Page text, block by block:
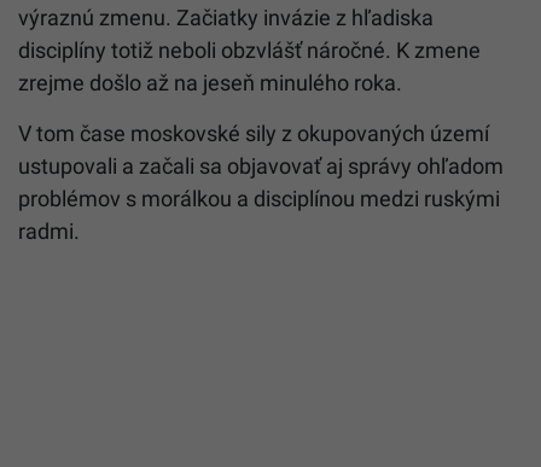
výraznú zmenu. Začiatky invázie z hľadiska
disciplíny totiž neboli obzvlášť náročné. K zmene
zrejme došlo až na jeseň minulého roka.
V tom čase moskovské sily z okupovaných území
ustupovali a začali sa objavovať aj správy ohľadom
problémov s morálkou a disciplínou medzi ruskými
radmi.